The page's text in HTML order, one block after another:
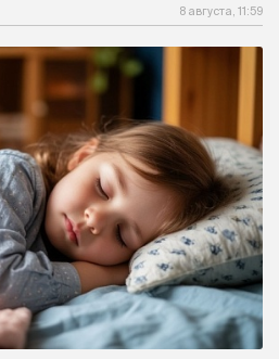
8 августа, 11:59